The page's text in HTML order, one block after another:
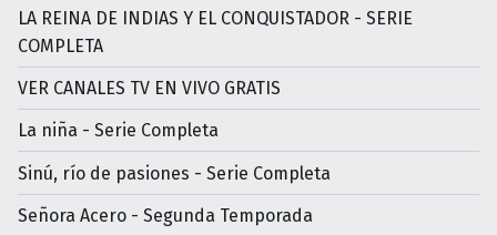
LA REINA DE INDIAS Y EL CONQUISTADOR - SERIE
COMPLETA
VER CANALES TV EN VIVO GRATIS
La niña - Serie Completa
Sinú, río de pasiones - Serie Completa
Señora Acero - Segunda Temporada